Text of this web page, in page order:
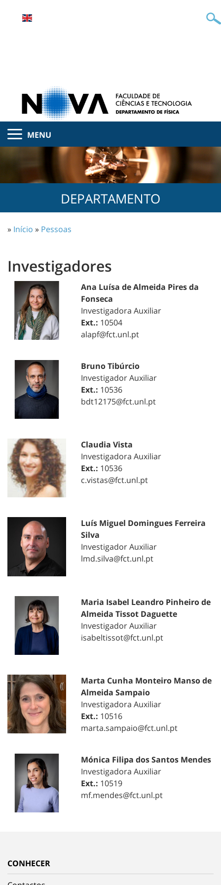
MENU
DEPARTAMENTO
» Início » Pessoas
Investigadores
Ana Luísa de Almeida Pires da
Fonseca
Investigadora Auxiliar
Ext.: 10504
alapf@fct.unl.pt
Bruno Tibúrcio
Investigador Auxiliar
Ext.: 10536
bdt12175@fct.unl.pt
Claudia Vista
Investigadora Auxiliar
Ext.: 10536
c.vistas@fct.unl.pt
Luís Miguel Domingues Ferreira
Silva
Investigador Auxiliar
lmd.silva@fct.unl.pt
Maria Isabel Leandro Pinheiro de
Almeida Tissot Daguette
Investigador Auxiliar
isabeltissot@fct.unl.pt
Marta Cunha Monteiro Manso de
Almeida Sampaio
Investigadora Auxiliar
Ext.: 10516
marta.sampaio@fct.unl.pt
Mónica Filipa dos Santos Mendes
Investigadora Auxiliar
Ext.: 10519
mf.mendes@fct.unl.pt
CONHECER